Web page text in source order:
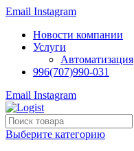
Email Instagram
Новости компании
Услуги
Автоматизация
996(707)990-031
Email Instagram
Выберите категорию